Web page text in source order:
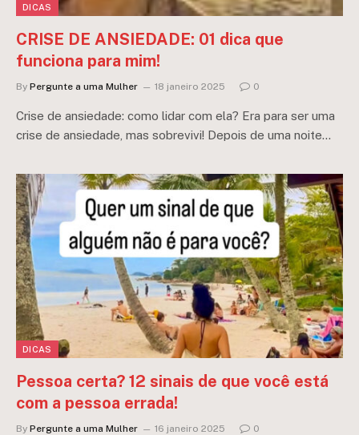
DICAS
CRISE DE ANSIEDADE: 01 dica que
funciona para mim!
By Pergunte a uma Mulher 18 janeiro 2025 0
Crise de ansiedade: como lidar com ela? Era para ser uma
crise de ansiedade, mas sobrevivi! Depois de uma noite…
DICAS
Pessoa certa? 12 sinais de que você está
com a pessoa errada!
By Pergunte a uma Mulher 16 janeiro 2025 0